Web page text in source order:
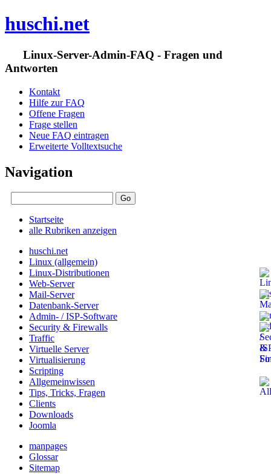
huschi.net
Linux-Server-Admin-FAQ - Fragen und
Antworten
Kontakt
Hilfe zur FAQ
Offene Fragen
Frage stellen
Neue FAQ eintragen
Erweiterte Volltextsuche
Navigation
Startseite
alle Rubriken anzeigen
huschi.net
Linux (allgemein)
Linux-Distributionen
Web-Server
Mail-Server
Datenbank-Server
Admin- / ISP-Software
Security & Firewalls
Traffic
Virtuelle Server
Virtualisierung
Scripting
Allgemeinwissen
Tips, Tricks, Fragen
Clients
Downloads
Joomla
manpages
Glossar
Sitemap